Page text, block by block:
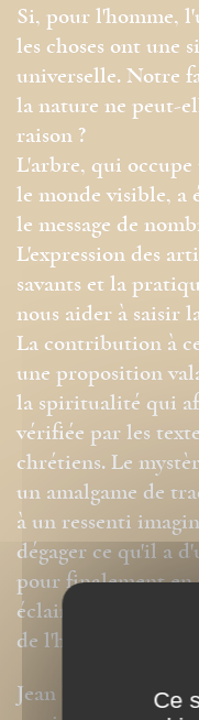
Si, pour l'homme,
les choses ont une
universelle. Notre
la nature ne peut-
raison ?
L'arbre, qui
le monde visible, a
le message de
L'expression des
savants et la
nous aider à saisir
La contribution à
une proposition
la spiritualité qui
vérifiée par les
chrétiens. Le
un amalgame de
à un ressenti
dégager ce qu'il a
pour finalement
éclairante et, par
de l'homme dans
Jean Laugier
Ce